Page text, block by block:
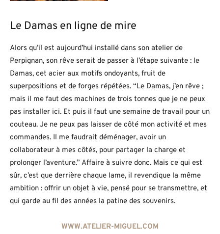
Le Damas en ligne de mire
Alors qu’il est aujourd’hui installé dans son atelier de
Perpignan, son rêve serait de passer à l’étape suivante : le
Damas, cet acier aux motifs ondoyants, fruit de
superpositions et de forges répétées. “Le Damas, j’en rêve ;
mais il me faut des machines de trois tonnes que je ne peux
pas installer ici. Et puis il faut une semaine de travail pour un
couteau. Je ne peux pas laisser de côté mon activité et mes
commandes. Il me faudrait déménager, avoir un
collaborateur à mes côtés, pour partager la charge et
prolonger l’aventure.” Affaire à suivre donc. Mais ce qui est
sûr, c’est que derrière chaque lame, il revendique la même
ambition : offrir un objet à vie, pensé pour se transmettre, et
qui garde au fil des années la patine des souvenirs.
WWW.ATELIER-MIGUEL.COM